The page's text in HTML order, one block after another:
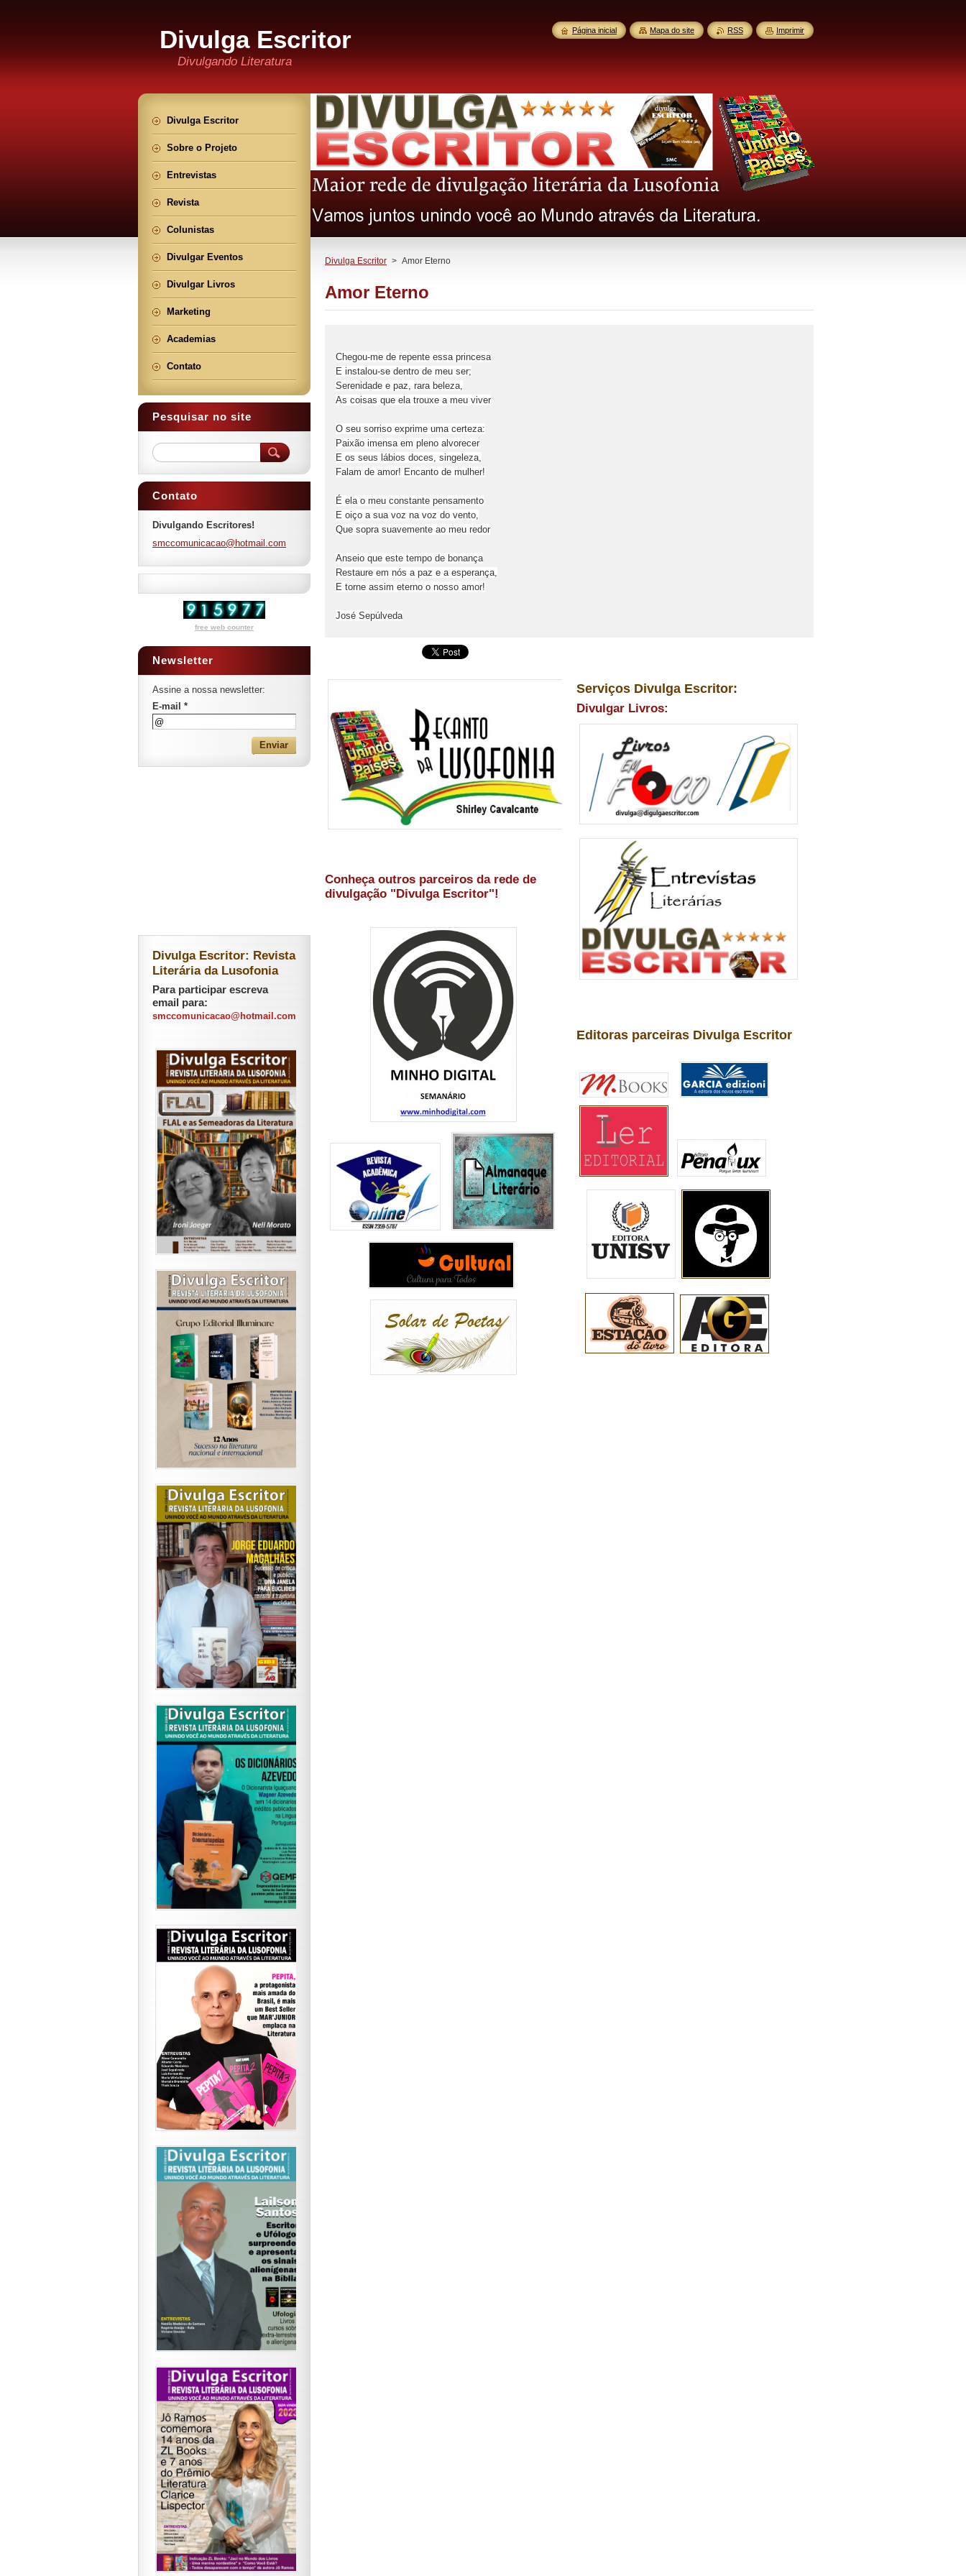
Divulga Escritor
Divulgando Literatura
Divulga Escritor > Amor Eterno
Amor Eterno
Chegou-me de repente essa princesa
E instalou-se dentro de meu ser;
Serenidade e paz, rara beleza,
As coisas que ela trouxe a meu viver
O seu sorriso exprime uma certeza:
Paixão imensa em pleno alvorecer
E os seus lábios doces, singeleza,
Falam de amor! Encanto de mulher!
É ela o meu constante pensamento
E oiço a sua voz na voz do vento,
Que sopra suavemente ao meu redor
Anseio que este tempo de bonança
Restaure em nós a paz e a esperança,
E torne assim eterno o nosso amor!
José Sepúlveda
Conheça outros parceiros da rede de
divulgação "Divulga Escritor"!
Serviços Divulga Escritor:
Divulgar Livros:
Editoras parceiras Divulga Escritor
Divulga Escritor
Sobre o Projeto
Entrevistas
Revista
Colunistas
Divulgar Eventos
Divulgar Livros
Marketing
Academias
Contato
Pesquisar no site
Contato
Divulgando Escritores!
smccomunicacao@hotmail.com
free web counter
Newsletter
Assine a nossa newsletter:
E-mail *
Divulga Escritor: Revista
Literária da Lusofonia
Para participar escreva
email para:
smccomunicacao@hotmail.com
Página inicial Mapa do site RSS Imprimir